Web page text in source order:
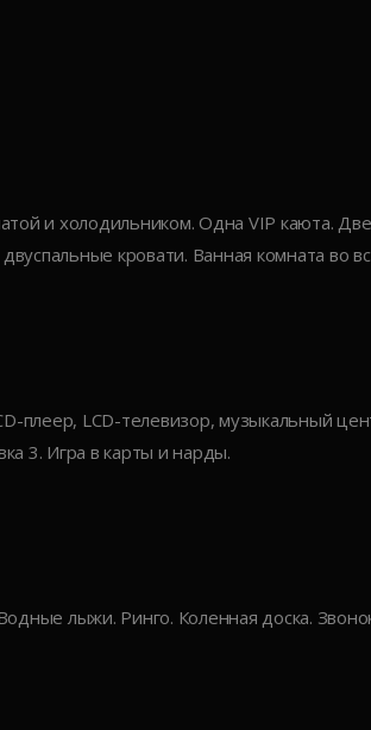
и холодильником. Одна VIP каюта.
кровати. Ванная комната во
плеер, LCD-телевизор, музыкальный
3. Игра в карты и нарды.
лыжи. Ринго. Коленная доска.